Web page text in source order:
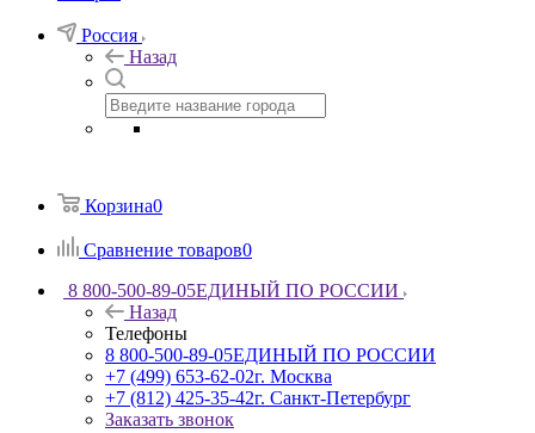
Россия
Назад
Корзина0
Сравнение товаров0
8 800-500-89-05ЕДИНЫЙ ПО РОССИИ
Назад
Телефоны
8 800-500-89-05ЕДИНЫЙ ПО РОССИИ
+7 (499) 653-62-02г. Москва
+7 (812) 425-35-42г. Санкт-Петербург
Заказать звонок